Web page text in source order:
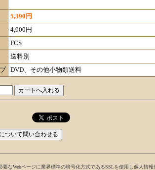
5,390円
4,900円
FCS
送料別
DVD、その他小物類送料
なWebページに業界標準の暗号化方式であるSSLを使用し個人情報